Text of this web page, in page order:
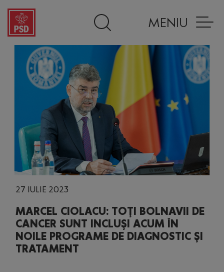
MENIU
27 IULIE 2023
MARCEL CIOLACU: TOŢI BOLNAVII DE
CANCER SUNT INCLUŞI ACUM ÎN
NOILE PROGRAME DE DIAGNOSTIC ŞI
TRATAMENT